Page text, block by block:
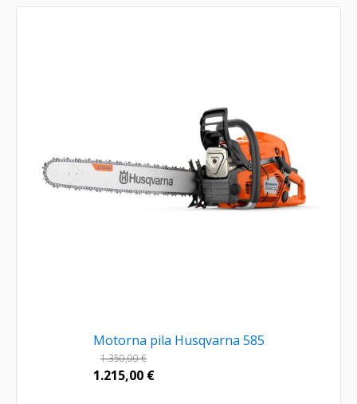
Motorna pila Husqvarna 585
1.350,00€
1.215,00 €